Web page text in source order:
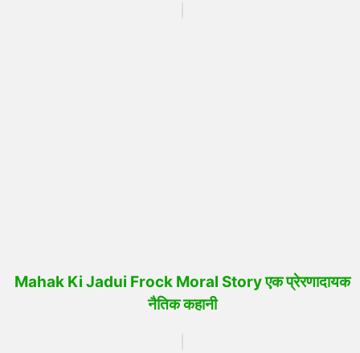
Mahak Ki Jadui Frock Moral Story एक प्रेरणादायक
नैतिक कहानी